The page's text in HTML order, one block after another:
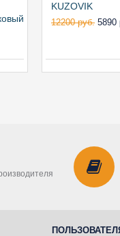
KUZOVIK
12200 руб. 5890